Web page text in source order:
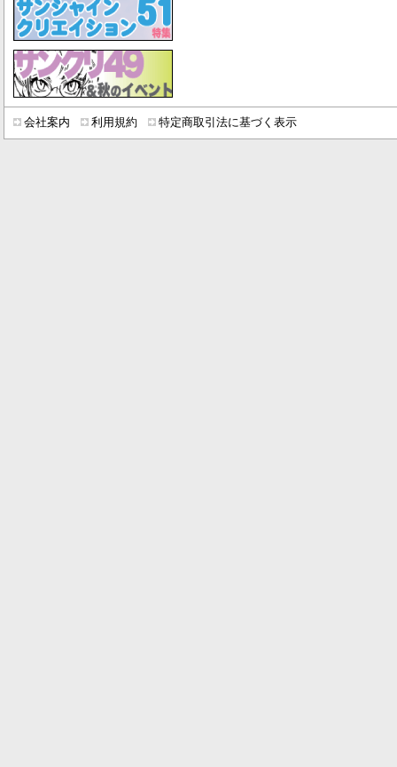
会社案内 利用規約 特定商取引法に基づく表示